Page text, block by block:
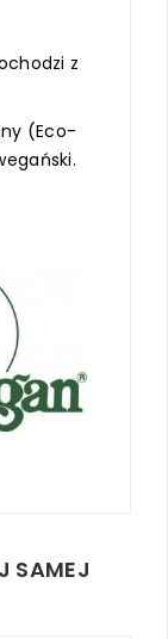
z
(Eco-
SAMEJ